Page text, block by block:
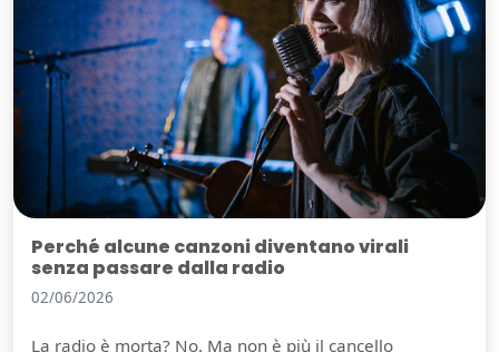
Perché alcune canzoni diventano virali
senza passare dalla radio
02/06/2026
La radio è morta? No. Ma non è più il cancello